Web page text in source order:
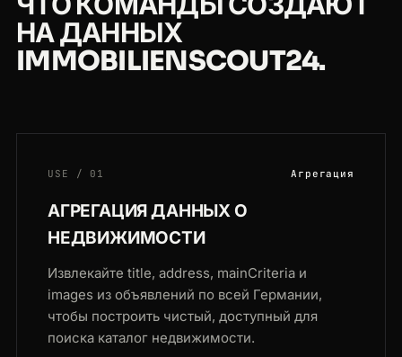
НА ДАННЫХ
IMMOBILIENSCOUT24.
USE / 01 Агрегация
АГРЕГАЦИЯ ДАННЫХ О
НЕДВИЖИМОСТИ
Извлекайте title, address, mainCriteria и
images из объявлений по всей Германии,
чтобы построить чистый, доступный для
поиска каталог недвижимости.